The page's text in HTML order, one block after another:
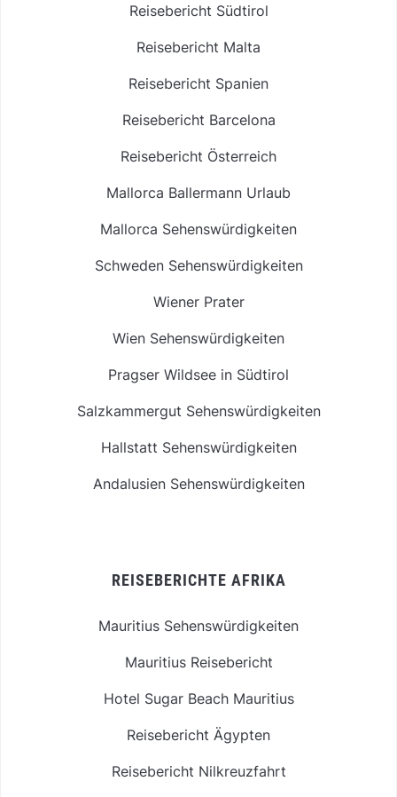
Reisebericht Südtirol
Reisebericht Malta
Reisebericht Spanien
Reisebericht Barcelona
Reisebericht Österreich
Mallorca Ballermann Urlaub
Mallorca Sehenswürdigkeiten
Schweden Sehenswürdigkeiten
Wiener Prater
Wien Sehenswürdigkeiten
Pragser Wildsee in Südtirol
Salzkammergut Sehenswürdigkeiten
Hallstatt Sehenswürdigkeiten
Andalusien Sehenswürdigkeiten
REISEBERICHTE AFRIKA
Mauritius Sehenswürdigkeiten
Mauritius Reisebericht
Hotel Sugar Beach Mauritius
Reisebericht Ägypten
Reisebericht Nilkreuzfahrt